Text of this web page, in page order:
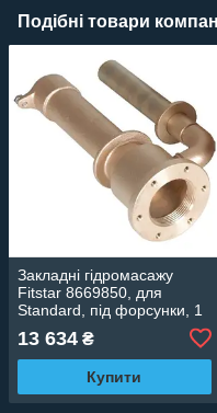
Подібні товари
Закладні гідромасажу
Fitstar 8669850, для
Standard, під форсунки, 1
13 634 ₴
Купити